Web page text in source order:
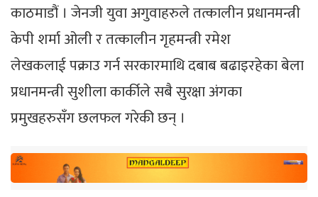
काठमाडौं । जेनजी युवा अगुवाहरुले तत्कालीन प्रधानमन्त्री
केपी शर्मा ओली र तत्कालीन गृहमन्त्री रमेश
लेखकलाई पक्राउ गर्न सरकारमाथि दबाब बढाइरहेका बेला
प्रधानमन्त्री सुशीला कार्कीले सबै सुरक्षा अंगका
प्रमुखहरुसँग छलफल गरेकी छन् ।